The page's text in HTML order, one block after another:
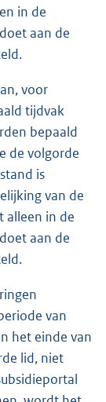
in de
aan de
voor
tijdvak
bepaald
de volgorde
is
van de
alleen in de
aan de
van
het einde van
lid, niet